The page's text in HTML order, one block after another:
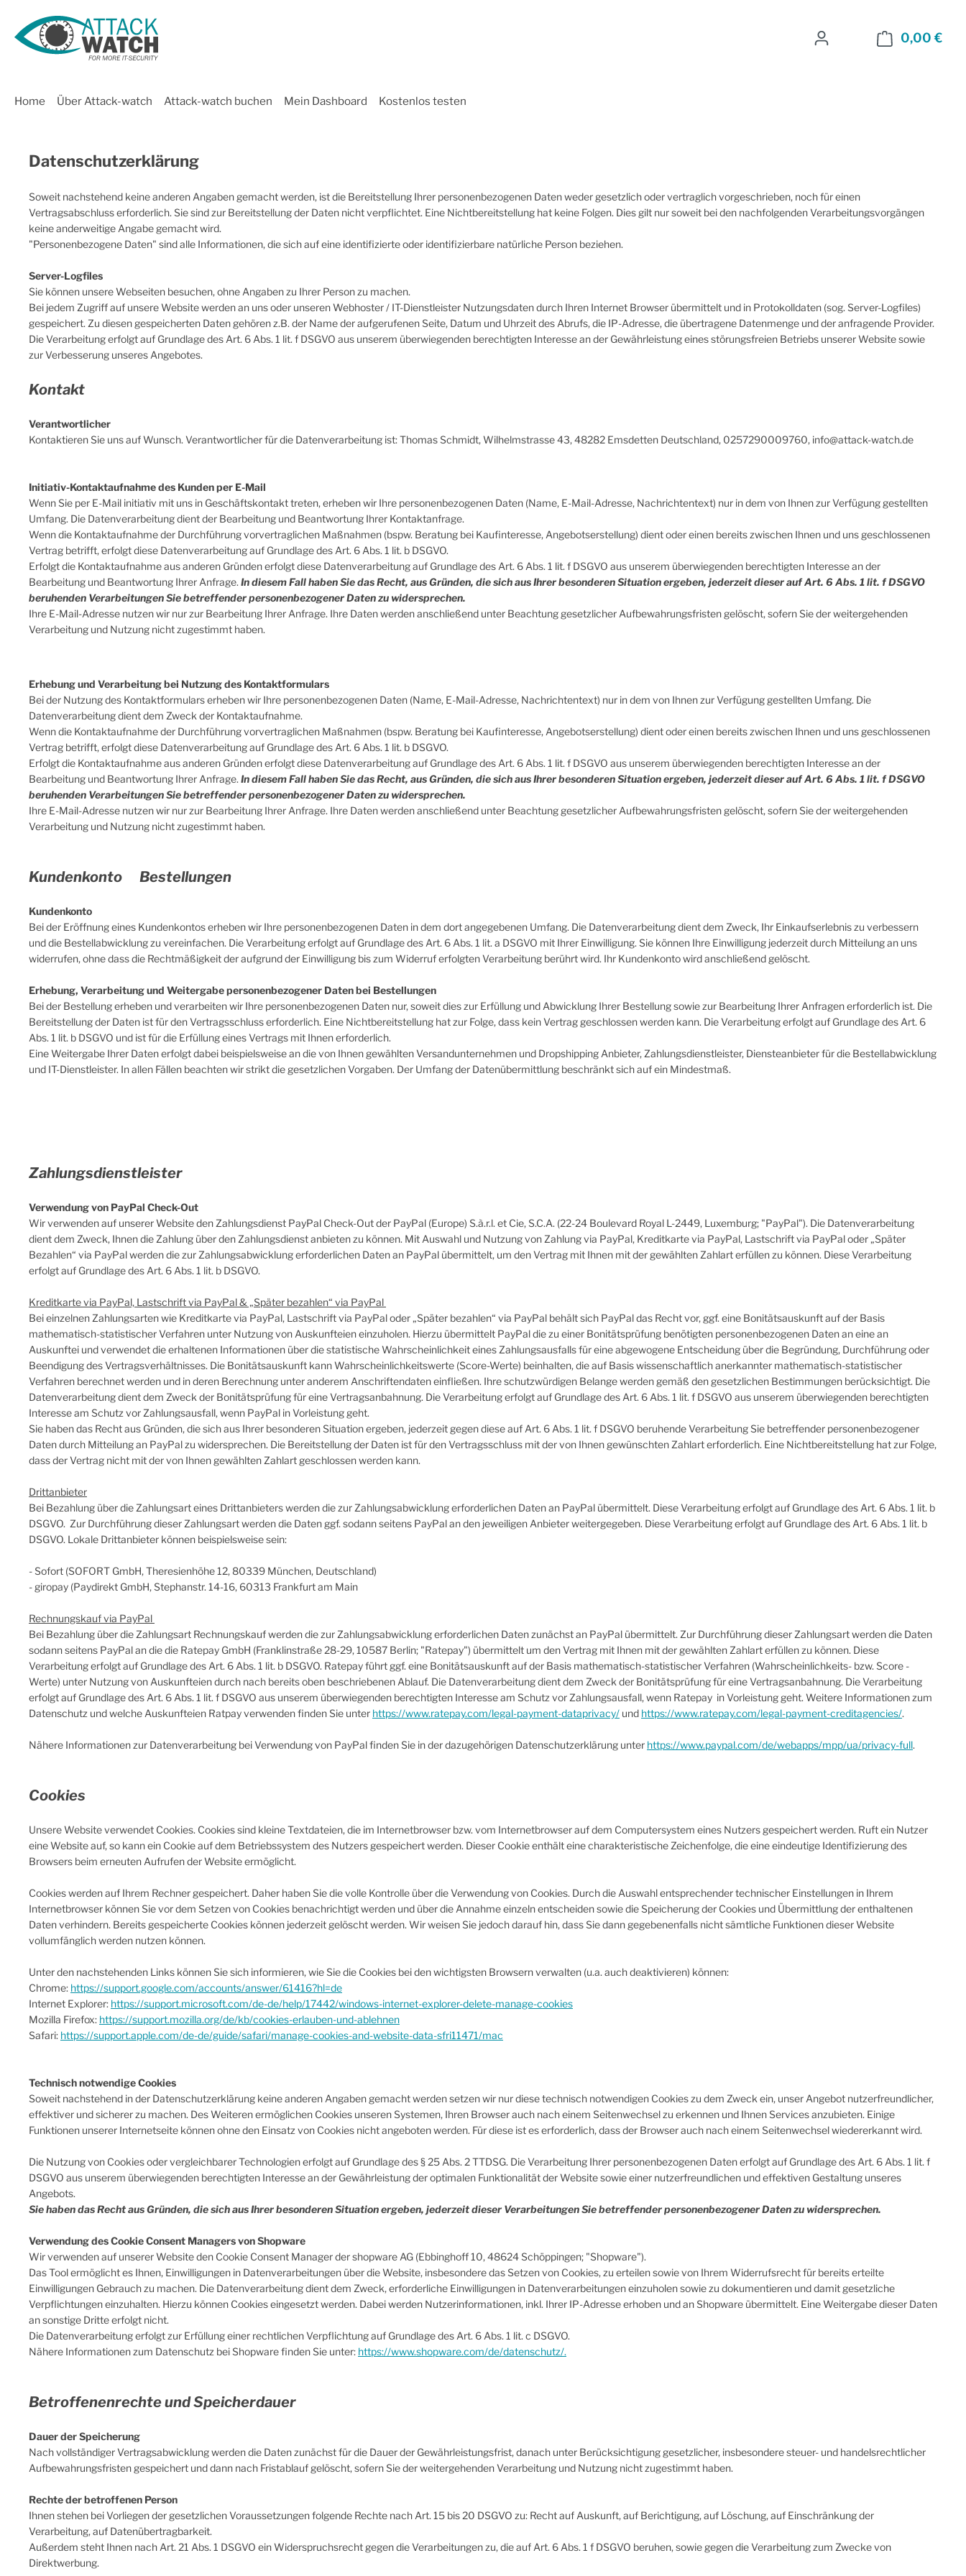
Hauptinhalt springen
Zur Suche springen
Zur Hauptnavigation springen
0,00 €
Home Über Attack-watch Attack-watch buchen Mein Dashboard Kostenlos testen
Datenschutzerklärung
Soweit nachstehend keine anderen Angaben gemacht werden, ist die Bereitstellung Ihrer personenbezogenen Daten weder gesetzlich oder vertraglich vorgeschrieben, noch für einen
Vertragsabschluss erforderlich. Sie sind zur Bereitstellung der Daten nicht verpflichtet. Eine Nichtbereitstellung hat keine Folgen. Dies gilt nur soweit bei den nachfolgenden Verarbeitungsvorgängen
keine anderweitige Angabe gemacht wird.
"Personenbezogene Daten" sind alle Informationen, die sich auf eine identifizierte oder identifizierbare natürliche Person beziehen.
Server-Logfiles
Sie können unsere Webseiten besuchen, ohne Angaben zu Ihrer Person zu machen.
Bei jedem Zugriff auf unsere Website werden an uns oder unseren Webhoster / IT-Dienstleister Nutzungsdaten durch Ihren Internet Browser übermittelt und in Protokolldaten (sog. Server-Logfiles)
gespeichert. Zu diesen gespeicherten Daten gehören z.B. der Name der aufgerufenen Seite, Datum und Uhrzeit des Abrufs, die IP-Adresse, die übertragene Datenmenge und der anfragende Provider.
Die Verarbeitung erfolgt auf Grundlage des Art. 6 Abs. 1 lit. f DSGVO aus unserem überwiegenden berechtigten Interesse an der Gewährleistung eines störungsfreien Betriebs unserer Website sowie
zur Verbesserung unseres Angebotes.
Kontakt
Verantwortlicher
Kontaktieren Sie uns auf Wunsch. Verantwortlicher für die Datenverarbeitung ist: Thomas Schmidt, Wilhelmstrasse 43, 48282 Emsdetten Deutschland, 0257290009760, info@attack-watch.de
Initiativ-Kontaktaufnahme des Kunden per E-Mail
Wenn Sie per E-Mail initiativ mit uns in Geschäftskontakt treten, erheben wir Ihre personenbezogenen Daten (Name, E-Mail-Adresse, Nachrichtentext) nur in dem von Ihnen zur Verfügung gestellten
Umfang. Die Datenverarbeitung dient der Bearbeitung und Beantwortung Ihrer Kontaktanfrage.
Wenn die Kontaktaufnahme der Durchführung vorvertraglichen Maßnahmen (bspw. Beratung bei Kaufinteresse, Angebotserstellung) dient oder einen bereits zwischen Ihnen und uns geschlossenen
Vertrag betrifft, erfolgt diese Datenverarbeitung auf Grundlage des Art. 6 Abs. 1 lit. b DSGVO.
Erfolgt die Kontaktaufnahme aus anderen Gründen erfolgt diese Datenverarbeitung auf Grundlage des Art. 6 Abs. 1 lit. f DSGVO aus unserem überwiegenden berechtigten Interesse an der
Bearbeitung und Beantwortung Ihrer Anfrage. In diesem Fall haben Sie das Recht, aus Gründen, die sich aus Ihrer besonderen Situation ergeben, jederzeit dieser auf Art. 6 Abs. 1 lit. f DSGVO
beruhenden Verarbeitungen Sie betreffender personenbezogener Daten zu widersprechen.
Ihre E-Mail-Adresse nutzen wir nur zur Bearbeitung Ihrer Anfrage. Ihre Daten werden anschließend unter Beachtung gesetzlicher Aufbewahrungsfristen gelöscht, sofern Sie der weitergehenden
Verarbeitung und Nutzung nicht zugestimmt haben.
Erhebung und Verarbeitung bei Nutzung des Kontaktformulars
Bei der Nutzung des Kontaktformulars erheben wir Ihre personenbezogenen Daten (Name, E-Mail-Adresse, Nachrichtentext) nur in dem von Ihnen zur Verfügung gestellten Umfang. Die
Datenverarbeitung dient dem Zweck der Kontaktaufnahme.
Wenn die Kontaktaufnahme der Durchführung vorvertraglichen Maßnahmen (bspw. Beratung bei Kaufinteresse, Angebotserstellung) dient oder einen bereits zwischen Ihnen und uns geschlossenen
Vertrag betrifft, erfolgt diese Datenverarbeitung auf Grundlage des Art. 6 Abs. 1 lit. b DSGVO.
Erfolgt die Kontaktaufnahme aus anderen Gründen erfolgt diese Datenverarbeitung auf Grundlage des Art. 6 Abs. 1 lit. f DSGVO aus unserem überwiegenden berechtigten Interesse an der
Bearbeitung und Beantwortung Ihrer Anfrage. In diesem Fall haben Sie das Recht, aus Gründen, die sich aus Ihrer besonderen Situation ergeben, jederzeit dieser auf Art. 6 Abs. 1 lit. f DSGVO
beruhenden Verarbeitungen Sie betreffender personenbezogener Daten zu widersprechen.
Ihre E-Mail-Adresse nutzen wir nur zur Bearbeitung Ihrer Anfrage. Ihre Daten werden anschließend unter Beachtung gesetzlicher Aufbewahrungsfristen gelöscht, sofern Sie der weitergehenden
Verarbeitung und Nutzung nicht zugestimmt haben.
Kundenkonto Bestellungen
Kundenkonto
Bei der Eröffnung eines Kundenkontos erheben wir Ihre personenbezogenen Daten in dem dort angegebenen Umfang. Die Datenverarbeitung dient dem Zweck, Ihr Einkaufserlebnis zu verbessern
und die Bestellabwicklung zu vereinfachen. Die Verarbeitung erfolgt auf Grundlage des Art. 6 Abs. 1 lit. a DSGVO mit Ihrer Einwilligung. Sie können Ihre Einwilligung jederzeit durch Mitteilung an uns
widerrufen, ohne dass die Rechtmäßigkeit der aufgrund der Einwilligung bis zum Widerruf erfolgten Verarbeitung berührt wird. Ihr Kundenkonto wird anschließend gelöscht.
Erhebung, Verarbeitung und Weitergabe personenbezogener Daten bei Bestellungen
Bei der Bestellung erheben und verarbeiten wir Ihre personenbezogenen Daten nur, soweit dies zur Erfüllung und Abwicklung Ihrer Bestellung sowie zur Bearbeitung Ihrer Anfragen erforderlich ist. Die
Bereitstellung der Daten ist für den Vertragsschluss erforderlich. Eine Nichtbereitstellung hat zur Folge, dass kein Vertrag geschlossen werden kann. Die Verarbeitung erfolgt auf Grundlage des Art. 6
Abs. 1 lit. b DSGVO und ist für die Erfüllung eines Vertrags mit Ihnen erforderlich.
Eine Weitergabe Ihrer Daten erfolgt dabei beispielsweise an die von Ihnen gewählten Versandunternehmen und Dropshipping Anbieter, Zahlungsdienstleister, Diensteanbieter für die Bestellabwicklung
und IT-Dienstleister. In allen Fällen beachten wir strikt die gesetzlichen Vorgaben. Der Umfang der Datenübermittlung beschränkt sich auf ein Mindestmaß.
Zahlungsdienstleister
Verwendung von PayPal Check-Out
Wir verwenden auf unserer Website den Zahlungsdienst PayPal Check-Out der PayPal (Europe) S.à.r.l. et Cie, S.C.A. (22-24 Boulevard Royal L-2449, Luxemburg; "PayPal"). Die Datenverarbeitung
dient dem Zweck, Ihnen die Zahlung über den Zahlungsdienst anbieten zu können. Mit Auswahl und Nutzung von Zahlung via PayPal, Kreditkarte via PayPal, Lastschrift via PayPal oder „Später
Bezahlen“ via PayPal werden die zur Zahlungsabwicklung erforderlichen Daten an PayPal übermittelt, um den Vertrag mit Ihnen mit der gewählten Zahlart erfüllen zu können. Diese Verarbeitung
erfolgt auf Grundlage des Art. 6 Abs. 1 lit. b DSGVO.
Kreditkarte via PayPal, Lastschrift via PayPal & „Später bezahlen“ via PayPal
Bei einzelnen Zahlungsarten wie Kreditkarte via PayPal, Lastschrift via PayPal oder „Später bezahlen“ via PayPal behält sich PayPal das Recht vor, ggf. eine Bonitätsauskunft auf der Basis
mathematisch-statistischer Verfahren unter Nutzung von Auskunfteien einzuholen. Hierzu übermittelt PayPal die zu einer Bonitätsprüfung benötigten personenbezogenen Daten an eine an
Auskunftei und verwendet die erhaltenen Informationen über die statistische Wahrscheinlichkeit eines Zahlungsausfalls für eine abgewogene Entscheidung über die Begründung, Durchführung oder
Beendigung des Vertragsverhältnisses. Die Bonitätsauskunft kann Wahrscheinlichkeitswerte (Score-Werte) beinhalten, die auf Basis wissenschaftlich anerkannter mathematisch-statistischer
Verfahren berechnet werden und in deren Berechnung unter anderem Anschriftendaten einfließen. Ihre schutzwürdigen Belange werden gemäß den gesetzlichen Bestimmungen berücksichtigt. Die
Datenverarbeitung dient dem Zweck der Bonitätsprüfung für eine Vertragsanbahnung. Die Verarbeitung erfolgt auf Grundlage des Art. 6 Abs. 1 lit. f DSGVO aus unserem überwiegenden berechtigten
Interesse am Schutz vor Zahlungsausfall, wenn PayPal in Vorleistung geht.
Sie haben das Recht aus Gründen, die sich aus Ihrer besonderen Situation ergeben, jederzeit gegen diese auf Art. 6 Abs. 1 lit. f DSGVO beruhende Verarbeitung Sie betreffender personenbezogener
Daten durch Mitteilung an PayPal zu widersprechen. Die Bereitstellung der Daten ist für den Vertragsschluss mit der von Ihnen gewünschten Zahlart erforderlich. Eine Nichtbereitstellung hat zur Folge,
dass der Vertrag nicht mit der von Ihnen gewählten Zahlart geschlossen werden kann.
Drittanbieter
Bei Bezahlung über die Zahlungsart eines Drittanbieters werden die zur Zahlungsabwicklung erforderlichen Daten an PayPal übermittelt. Diese Verarbeitung erfolgt auf Grundlage des Art. 6 Abs. 1 lit. b
DSGVO. Zur Durchführung dieser Zahlungsart werden die Daten ggf. sodann seitens PayPal an den jeweiligen Anbieter weitergegeben. Diese Verarbeitung erfolgt auf Grundlage des Art. 6 Abs. 1 lit. b
DSGVO. Lokale Drittanbieter können beispielsweise sein:
- Sofort (SOFORT GmbH, Theresienhöhe 12, 80339 München, Deutschland)
- giropay (Paydirekt GmbH, Stephanstr. 14-16, 60313 Frankfurt am Main
Rechnungskauf via PayPal
Bei Bezahlung über die Zahlungsart Rechnungskauf werden die zur Zahlungsabwicklung erforderlichen Daten zunächst an PayPal übermittelt. Zur Durchführung dieser Zahlungsart werden die Daten
sodann seitens PayPal an die die Ratepay GmbH (Franklinstraße 28-29, 10587 Berlin; "Ratepay") übermittelt um den Vertrag mit Ihnen mit der gewählten Zahlart erfüllen zu können. Diese
Verarbeitung erfolgt auf Grundlage des Art. 6 Abs. 1 lit. b DSGVO. Ratepay führt ggf. eine Bonitätsauskunft auf der Basis mathematisch-statistischer Verfahren (Wahrscheinlichkeits- bzw. Score -
Werte) unter Nutzung von Auskunfteien durch nach bereits oben beschriebenen Ablauf. Die Datenverarbeitung dient dem Zweck der Bonitätsprüfung für eine Vertragsanbahnung. Die Verarbeitung
erfolgt auf Grundlage des Art. 6 Abs. 1 lit. f DSGVO aus unserem überwiegenden berechtigten Interesse am Schutz vor Zahlungsausfall, wenn Ratepay in Vorleistung geht. Weitere Informationen zum
Datenschutz und welche Auskunfteien Ratpay verwenden finden Sie unter https://www.ratepay.com/legal-payment-dataprivacy/ und https://www.ratepay.com/legal-payment-creditagencies/.
Nähere Informationen zur Datenverarbeitung bei Verwendung von PayPal finden Sie in der dazugehörigen Datenschutzerklärung unter https://www.paypal.com/de/webapps/mpp/ua/privacy-full.
Cookies
Unsere Website verwendet Cookies. Cookies sind kleine Textdateien, die im Internetbrowser bzw. vom Internetbrowser auf dem Computersystem eines Nutzers gespeichert werden. Ruft ein Nutzer
eine Website auf, so kann ein Cookie auf dem Betriebssystem des Nutzers gespeichert werden. Dieser Cookie enthält eine charakteristische Zeichenfolge, die eine eindeutige Identifizierung des
Browsers beim erneuten Aufrufen der Website ermöglicht.
Cookies werden auf Ihrem Rechner gespeichert. Daher haben Sie die volle Kontrolle über die Verwendung von Cookies. Durch die Auswahl entsprechender technischer Einstellungen in Ihrem
Internetbrowser können Sie vor dem Setzen von Cookies benachrichtigt werden und über die Annahme einzeln entscheiden sowie die Speicherung der Cookies und Übermittlung der enthaltenen
Daten verhindern. Bereits gespeicherte Cookies können jederzeit gelöscht werden. Wir weisen Sie jedoch darauf hin, dass Sie dann gegebenenfalls nicht sämtliche Funktionen dieser Website
vollumfänglich werden nutzen können.
Unter den nachstehenden Links können Sie sich informieren, wie Sie die Cookies bei den wichtigsten Browsern verwalten (u.a. auch deaktivieren) können:
Chrome: https://support.google.com/accounts/answer/61416?hl=de
Internet Explorer: https://support.microsoft.com/de-de/help/17442/windows-internet-explorer-delete-manage-cookies
Mozilla Firefox: https://support.mozilla.org/de/kb/cookies-erlauben-und-ablehnen
Safari: https://support.apple.com/de-de/guide/safari/manage-cookies-and-website-data-sfri11471/mac
Technisch notwendige Cookies
Soweit nachstehend in der Datenschutzerklärung keine anderen Angaben gemacht werden setzen wir nur diese technisch notwendigen Cookies zu dem Zweck ein, unser Angebot nutzerfreundlicher,
effektiver und sicherer zu machen. Des Weiteren ermöglichen Cookies unseren Systemen, Ihren Browser auch nach einem Seitenwechsel zu erkennen und Ihnen Services anzubieten. Einige
Funktionen unserer Internetseite können ohne den Einsatz von Cookies nicht angeboten werden. Für diese ist es erforderlich, dass der Browser auch nach einem Seitenwechsel wiedererkannt wird.
Die Nutzung von Cookies oder vergleichbarer Technologien erfolgt auf Grundlage des § 25 Abs. 2 TTDSG. Die Verarbeitung Ihrer personenbezogenen Daten erfolgt auf Grundlage des Art. 6 Abs. 1 lit. f
DSGVO aus unserem überwiegenden berechtigten Interesse an der Gewährleistung der optimalen Funktionalität der Website sowie einer nutzerfreundlichen und effektiven Gestaltung unseres
Angebots.
Sie haben das Recht aus Gründen, die sich aus Ihrer besonderen Situation ergeben, jederzeit dieser Verarbeitungen Sie betreffender personenbezogener Daten zu widersprechen.
Verwendung des Cookie Consent Managers von Shopware
Wir verwenden auf unserer Website den Cookie Consent Manager der shopware AG (Ebbinghoff 10, 48624 Schöppingen; "Shopware").
Das Tool ermöglicht es Ihnen, Einwilligungen in Datenverarbeitungen über die Website, insbesondere das Setzen von Cookies, zu erteilen sowie von Ihrem Widerrufsrecht für bereits erteilte
Einwilligungen Gebrauch zu machen. Die Datenverarbeitung dient dem Zweck, erforderliche Einwilligungen in Datenverarbeitungen einzuholen sowie zu dokumentieren und damit gesetzliche
Verpflichtungen einzuhalten. Hierzu können Cookies eingesetzt werden. Dabei werden Nutzerinformationen, inkl. Ihrer IP-Adresse erhoben und an Shopware übermittelt. Eine Weitergabe dieser Daten
an sonstige Dritte erfolgt nicht.
Die Datenverarbeitung erfolgt zur Erfüllung einer rechtlichen Verpflichtung auf Grundlage des Art. 6 Abs. 1 lit. c DSGVO.
Nähere Informationen zum Datenschutz bei Shopware finden Sie unter: https://www.shopware.com/de/datenschutz/.
Betroffenenrechte und Speicherdauer
Dauer der Speicherung
Nach vollständiger Vertragsabwicklung werden die Daten zunächst für die Dauer der Gewährleistungsfrist, danach unter Berücksichtigung gesetzlicher, insbesondere steuer- und handelsrechtlicher
Aufbewahrungsfristen gespeichert und dann nach Fristablauf gelöscht, sofern Sie der weitergehenden Verarbeitung und Nutzung nicht zugestimmt haben.
Rechte der betroffenen Person
Ihnen stehen bei Vorliegen der gesetzlichen Voraussetzungen folgende Rechte nach Art. 15 bis 20 DSGVO zu: Recht auf Auskunft, auf Berichtigung, auf Löschung, auf Einschränkung der
Verarbeitung, auf Datenübertragbarkeit.
Außerdem steht Ihnen nach Art. 21 Abs. 1 DSGVO ein Widerspruchsrecht gegen die Verarbeitungen zu, die auf Art. 6 Abs. 1 f DSGVO beruhen, sowie gegen die Verarbeitung zum Zwecke von
Direktwerbung.